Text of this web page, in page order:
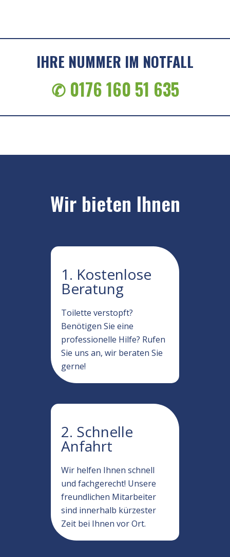
IHRE NUMMER IM NOTFALL
✆ 0176 160 51 635
Wir bieten Ihnen
1. Kostenlose
Beratung
Toilette verstopft?
Benötigen Sie eine
professionelle Hilfe? Rufen
Sie uns an, wir beraten Sie
gerne!
2. Schnelle
Anfahrt
Wir helfen Ihnen schnell
und fachgerecht! Unsere
freundlichen Mitarbeiter
sind innerhalb kürzester
Zeit bei Ihnen vor Ort.